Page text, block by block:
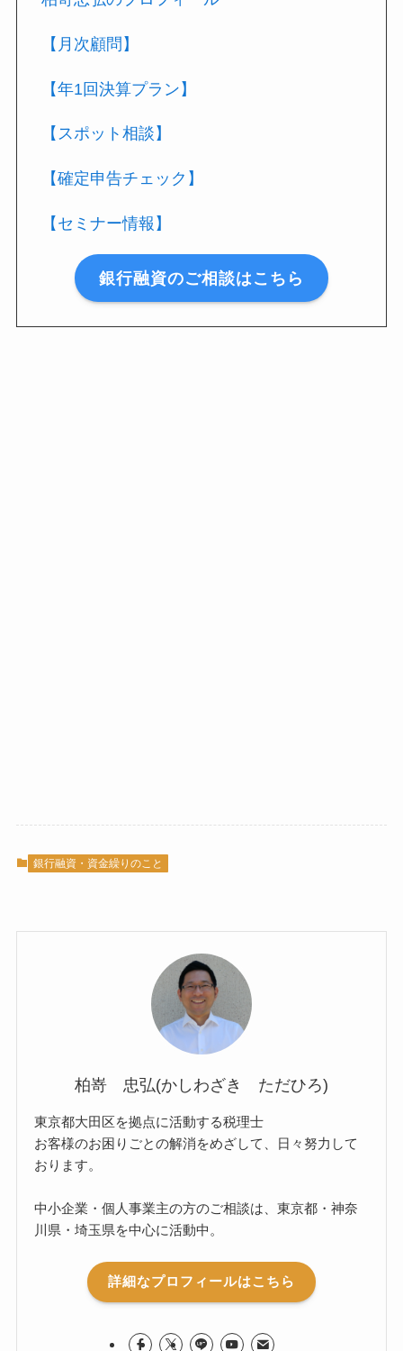
【月次顧問】
【年1回決算プラン】
【スポット相談】
【確定申告チェック】
【セミナー情報】
銀行融資のご相談はこちら
銀行融資・資金繰りのこと
柏嵜 忠弘(かしわざき ただひろ)
東京都大田区を拠点に活動する税理士
お客様のお困りごとの解消をめざして、日々努力して
おります。
中小企業・個人事業主の方のご相談は、東京都・神奈
川県・埼玉県を中心に活動中。
詳細なプロフィールはこちら